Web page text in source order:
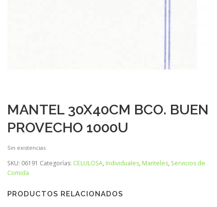
MANTEL 30X40CM BCO. BUEN
PROVECHO 1000U
Sin existencias
SKU: 06191 Categorías: CELULOSA, Individuales, Manteles, Servicios de
Comida
PRODUCTOS RELACIONADOS